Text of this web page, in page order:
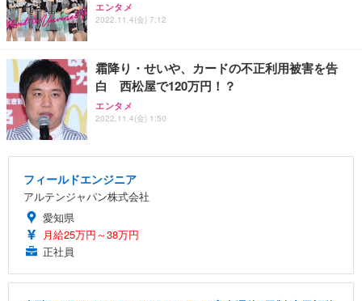
エンタメ
2022.11.4(金) 7:12
霜降り・せいや、カードの不正利用被害を告
白 西松屋で120万円！？
エンタメ
2022.11.4(金) 1:50
フィールドエンジニア
アルテンジャパン株式会社
愛知県
月給25万円～38万円
正社員